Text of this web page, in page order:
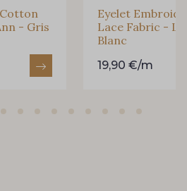
- Gris
Eyelet
Lace Fabric -
Blanc
19,90 €/m